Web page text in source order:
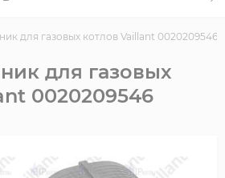
для газовых котлов Vaillant 0020209546
для газовых
0020209546